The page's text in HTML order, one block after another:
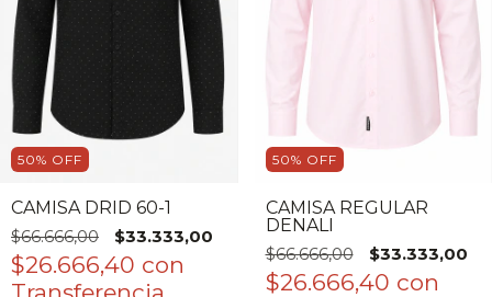
50% OFF
CAMISA DRID 60-1
$66.666,00
$33.333,00
$26.666,40 con
50% OFF
CAMISA REGULAR
DENALI
$66.666,00
$33.333,00
$26.666,40 con